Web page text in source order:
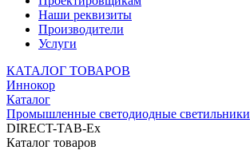
Наши реквизиты
Производители
Услуги
КАТАЛОГ ТОВАРОВ
Иннокор
Каталог
Промышленные светодиодные светильники
DIRECT-TAB-Ex
Каталог товаров